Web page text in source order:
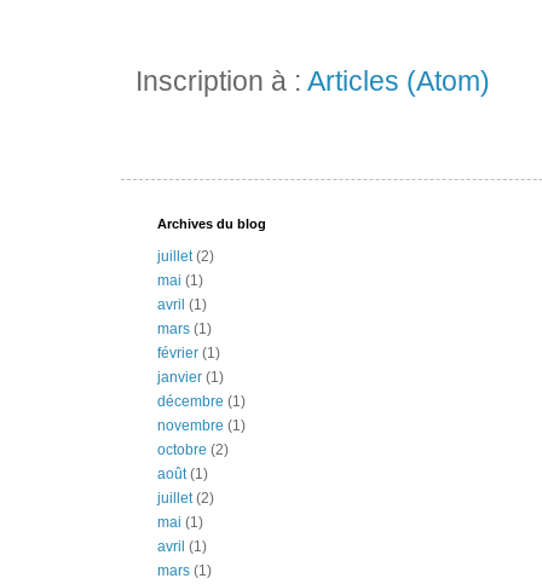
Inscription à : Articles (Atom)
Archives du blog
juillet(2)
mai (1)
avril (1)
mars (1)
février (1)
janvier (1)
décembre (1)
novembre (1)
octobre (2)
août(1)
juillet(2)
mai (1)
avril (1)
mars (1)